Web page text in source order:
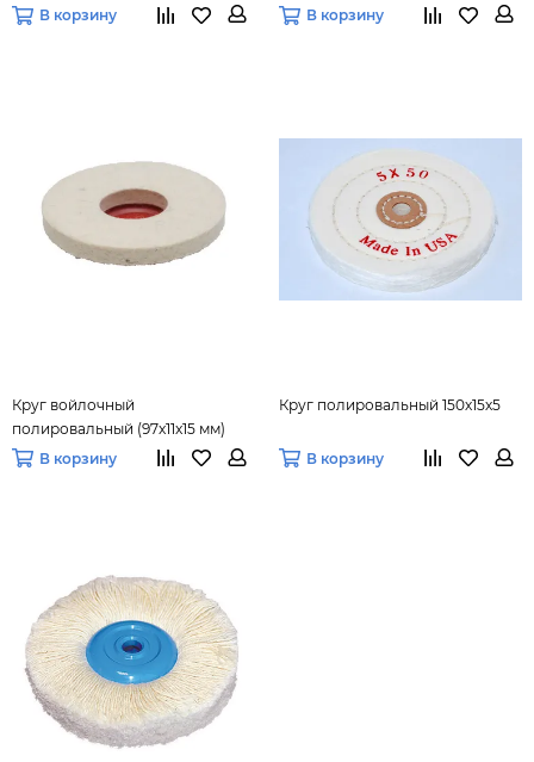
В корзину
В корзину
Круг войлочный
полировальный (97x11x15 мм)
В корзину
Круг полировальный 150х15х5
В корзину